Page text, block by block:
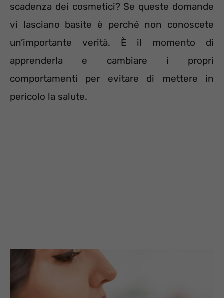
scadenza dei cosmetici? Se queste domande
vi lasciano basite è perché non conoscete
un’importante verità. È il momento di
apprenderla e cambiare i propri
comportamenti per evitare di mettere in
pericolo la salute.